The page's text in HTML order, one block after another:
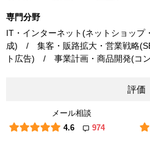
専門分野
IT・インターネット(ネットショップ
成) / 集客・販路拡大・営業戦略
ト広告) / 事業計画・商品開発(コ
評価
メール相談
4.6
974